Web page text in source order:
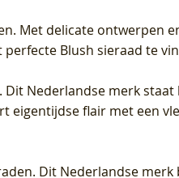
Met delicate ontwerpen
Blush sieraad te
Dit Nederlandse merk
flair met een
Dit Nederlandse